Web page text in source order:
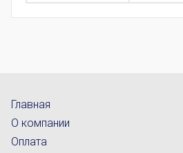
Главная
О компании
Оплата